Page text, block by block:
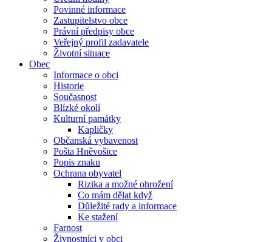
Povinné informace
Zastupitelstvo obce
Právní předpisy obce
Veřejný profil zadavatele
Životní situace
Obec
Informace o obci
Historie
Současnost
Blízké okolí
Kulturní památky
Kapličky
Občanská vybavenost
Pošta Hněvošice
Popis znaku
Ochrana obyvatel
Rizika a možné ohrožení
Co mám dělat když
Důležité rady a informace
Ke stažení
Farnost
Živnostníci v obci